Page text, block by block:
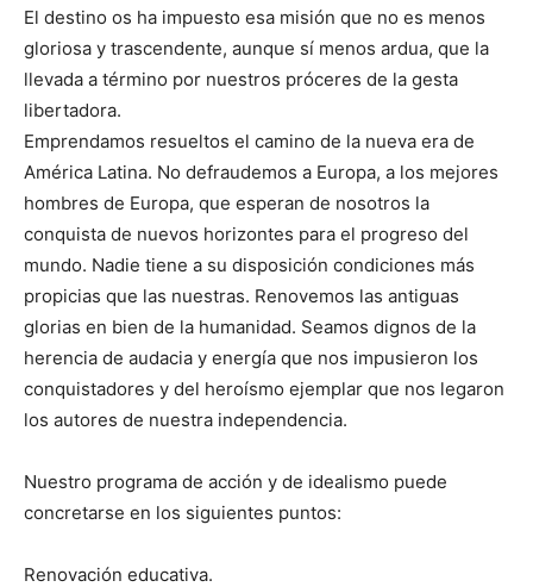
El destino os ha impuesto esa misión que no es menos
gloriosa y trascendente, aunque sí menos ardua, que la
llevada a término por nuestros próceres de la gesta
libertadora.
Emprendamos resueltos el camino de la nueva era de
América Latina. No defraudemos a Europa, a los mejores
hombres de Europa, que esperan de nosotros la
conquista de nuevos horizontes para el progreso del
mundo. Nadie tiene a su disposición condiciones más
propicias que las nuestras. Renovemos las antiguas
glorias en bien de la humanidad. Seamos dignos de la
herencia de audacia y energía que nos impusieron los
conquistadores y del heroísmo ejemplar que nos legaron
los autores de nuestra independencia.
Nuestro programa de acción y de idealismo puede
concretarse en los siguientes puntos:
Renovación educativa.